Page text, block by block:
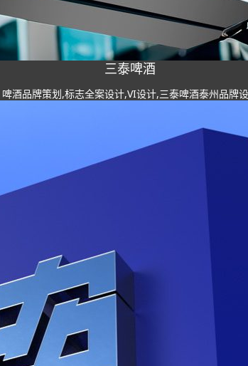
三泰啤酒
啤酒品牌策划,标志全案设计,VI设计,三泰啤酒泰州品牌